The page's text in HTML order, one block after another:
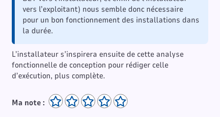
vers l’exploitant) nous semble donc nécessaire
pour un bon fonctionnement des installations dans
la durée.
L’installateur s’inspirera ensuite de cette analyse
fonctionnelle de conception pour rédiger celle
d’exécution, plus complète.
Ma note :